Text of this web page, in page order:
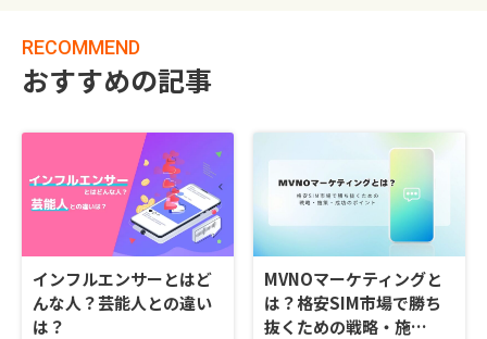
RECOMMEND
おすすめの記事
インフルエンサーとはど
んな人？芸能人との違い
は？
MVNOマーケティングと
は？格安SIM市場で勝ち
抜くための戦略・施…